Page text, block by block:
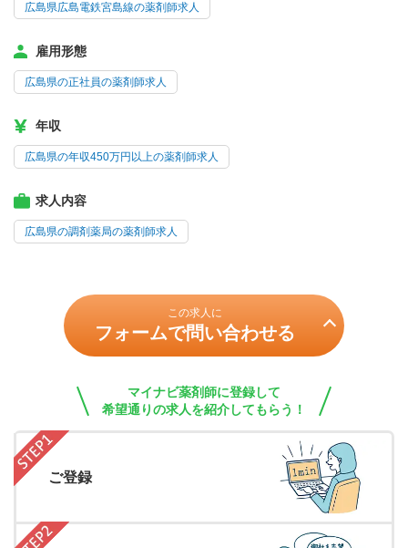
広島県広島電鉄宮島線の薬剤師求人
雇用形態
広島県の正社員の薬剤師求人
年収
広島県の年収450万円以上の薬剤師求人
求人内容
広島県の調剤薬局の薬剤師求人
この求人に
フォームで問い合わせる
マイナビ薬剤師に登録して
希望通りの求人を紹介してもらう！
ご登録